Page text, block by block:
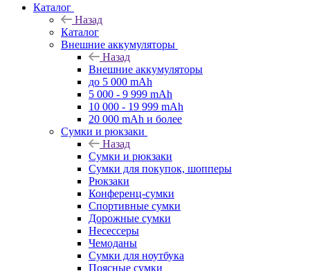
Каталог
Назад
Каталог
Внешние аккумуляторы
Назад
Внешние аккумуляторы
до 5 000 mAh
5 000 - 9 999 mAh
10 000 - 19 999 mAh
20 000 mAh и более
Сумки и рюкзаки
Назад
Сумки и рюкзаки
Сумки для покупок, шопперы
Рюкзаки
Конференц-сумки
Спортивные сумки
Дорожные сумки
Несессеры
Чемоданы
Сумки для ноутбука
Поясные сумки